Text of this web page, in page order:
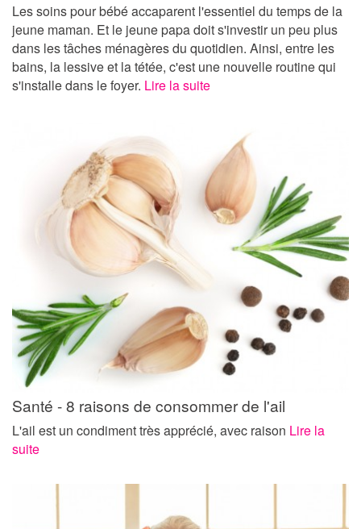
Les soins pour bébé accaparent l'essentiel du temps de la
jeune maman. Et le jeune papa doit s'investir un peu plus
dans les tâches ménagères du quotidien. Ainsi, entre les
bains, la lessive et la tétée, c'est une nouvelle routine qui
s'installe dans le foyer. Lire la suite
Santé - 8 raisons de consommer de l'ail
L'ail est un condiment très apprécié, avec raison Lire la
suite